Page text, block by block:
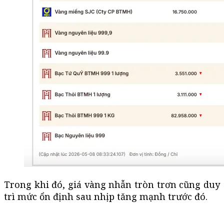
Trong khi đó, giá vàng nhẫn tròn trơn cũng duy
trì mức ổn định sau nhịp tăng mạnh trước đó.